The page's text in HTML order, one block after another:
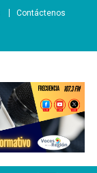
Contáctenos